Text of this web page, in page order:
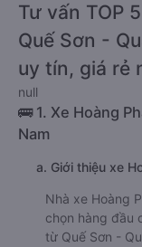
Tư vấn TOP
Quế Sơn -
uy tín, giá rẻ
null
🚌 1. Xe Hoàng
Nam
a. Giới thiệu xe
Nhà xe Hoàng
chọn hàng đầu
từ Quế Sơn -